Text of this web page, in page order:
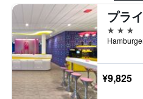
3つ星
¥9,825